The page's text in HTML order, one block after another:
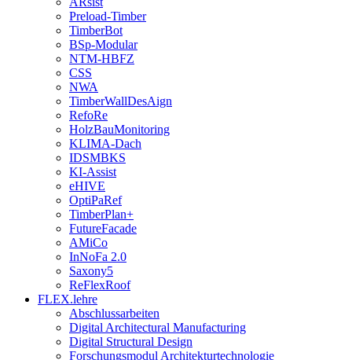
Preload-Timber
TimberBot
BSp-Modular
NTM-HBFZ
CSS
NWA
TimberWallDesAign
RefoRe
HolzBauMonitoring
KLIMA-Dach
IDSMBKS
KI-Assist
eHIVE
OptiPaRef
TimberPlan+
FutureFacade
AMiCo
InNoFa 2.0
Saxony5
ReFlexRoof
FLEX.lehre
Abschlussarbeiten
Digital Architectural Manufacturing
Digital Structural Design
Forschungsmodul Architekturtechnologie